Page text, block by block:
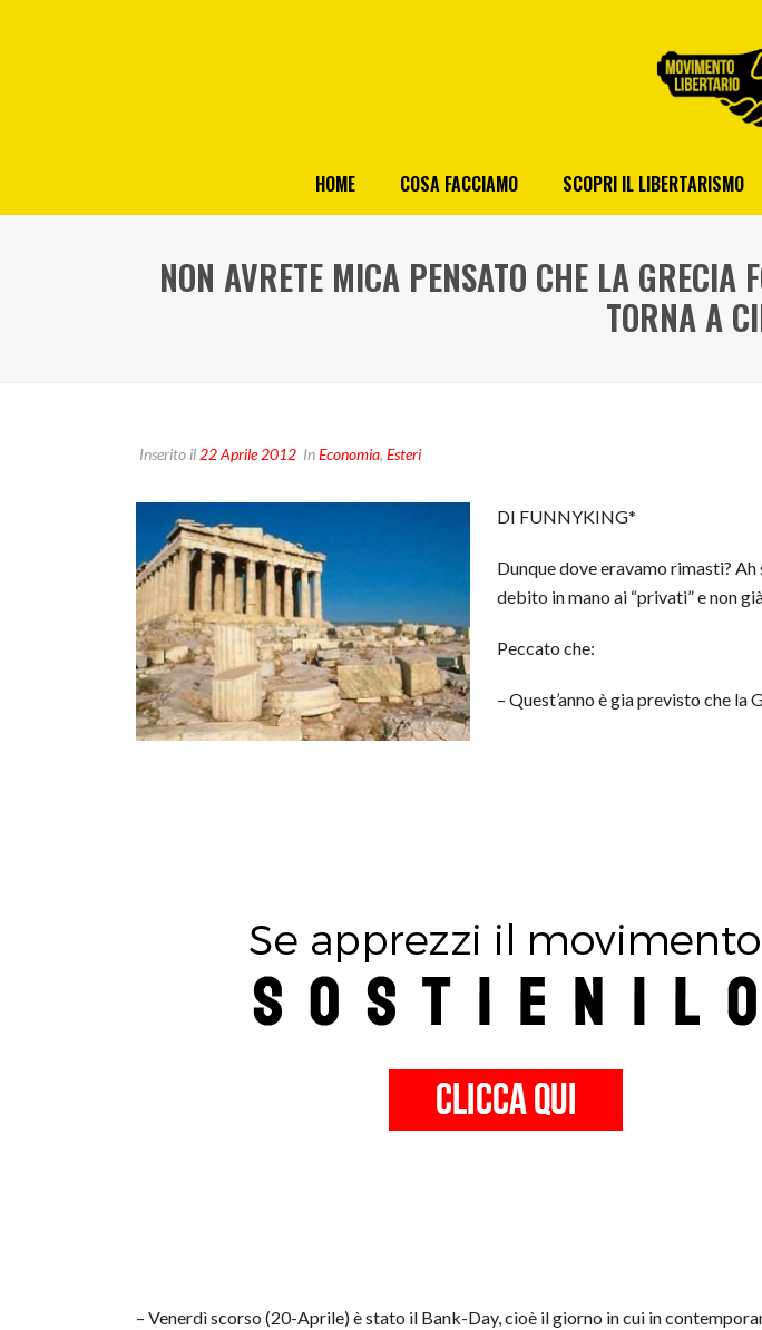
HOME COSA FACCIAMO SCOPRI IL LIBERTARISMO
NON AVRETE MICA PENSATO CHE LA
TORNA A
Inserito il 22 Aprile 2012 InEconomia, Esteri
DI FUNNYKING*
Dunque dove eravamo rimasti?
debito in mano ai “privati” e non
Peccato che:
– Quest’anno è gia previsto che la
– Venerdì scorso (20-Aprile) è stato il Bank-Day, cioè il giorno in cui in